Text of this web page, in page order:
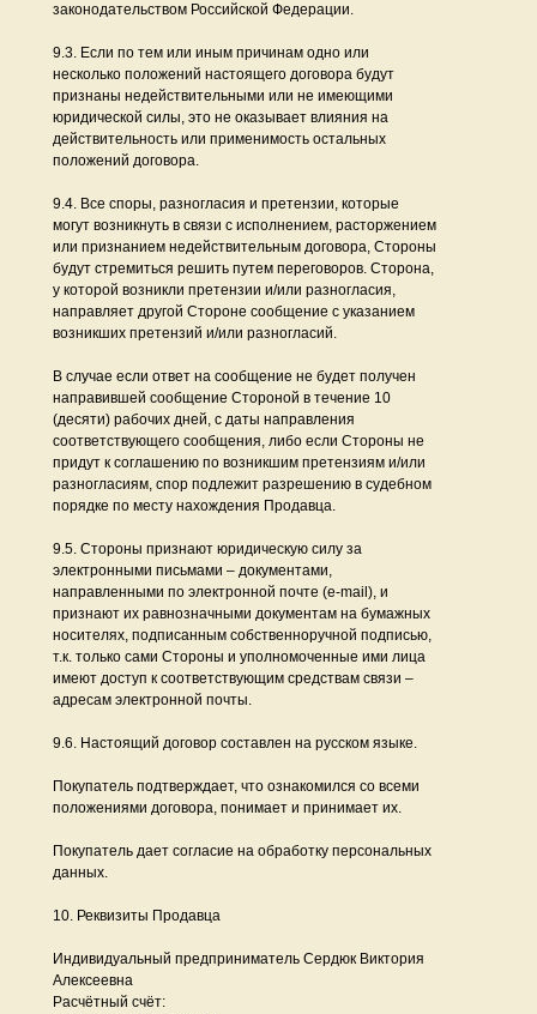
законодательством Российской Федерации.
9.3. Если по тем или иным причинам одно или
несколько положений настоящего договора будут
признаны недействительными или не имеющими
юридической силы, это не оказывает влияния на
действительность или применимость остальных
положений договора.
9.4. Все споры, разногласия и претензии, которые
могут возникнуть в связи с исполнением, расторжением
или признанием недействительным договора, Стороны
будут стремиться решить путем переговоров. Сторона,
у которой возникли претензии и/или разногласия,
направляет другой Стороне сообщение с указанием
возникших претензий и/или разногласий.
В случае если ответ на сообщение не будет получен
направившей сообщение Стороной в течение 10
(десяти) рабочих дней, с даты направления
соответствующего сообщения, либо если Стороны не
придут к соглашению по возникшим претензиям и/или
разногласиям, спор подлежит разрешению в судебном
порядке по месту нахождения Продавца.
9.5. Стороны признают юридическую силу за
электронными письмами – документами,
направленными по электронной почте (e-mail), и
признают их равнозначными документам на бумажных
носителях, подписанным собственноручной подписью,
т.к. только сами Стороны и уполномоченные ими лица
имеют доступ к соответствующим средствам связи –
адресам электронной почты.
9.6. Настоящий договор составлен на русском языке.
Покупатель подтверждает, что ознакомился со всеми
положениями договора, понимает и принимает их.
Покупатель дает согласие на обработку персональных
данных.
10. Реквизиты Продавца
Индивидуальный предприниматель Сердюк Виктория
Алексеевна
Расчётный счёт: